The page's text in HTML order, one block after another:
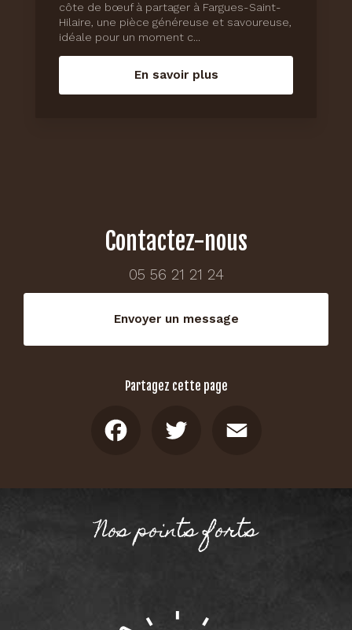
côte de bœuf à partager à Fargues-Saint-
Hilaire, une pièce généreuse et savoureuse,
idéale pour un moment c...
En savoir plus
Contactez-nous
05 56 21 21 24
Envoyer un message
Partagez cette page
Nos points forts